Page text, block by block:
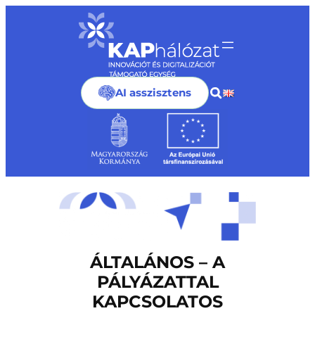
AI asszisztens
ÁLTALÁNOS – A
PÁLYÁZATTAL
KAPCSOLATOS